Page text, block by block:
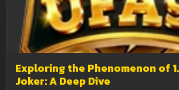
Exploring the Phenomenon of
Joker: A Deep Dive